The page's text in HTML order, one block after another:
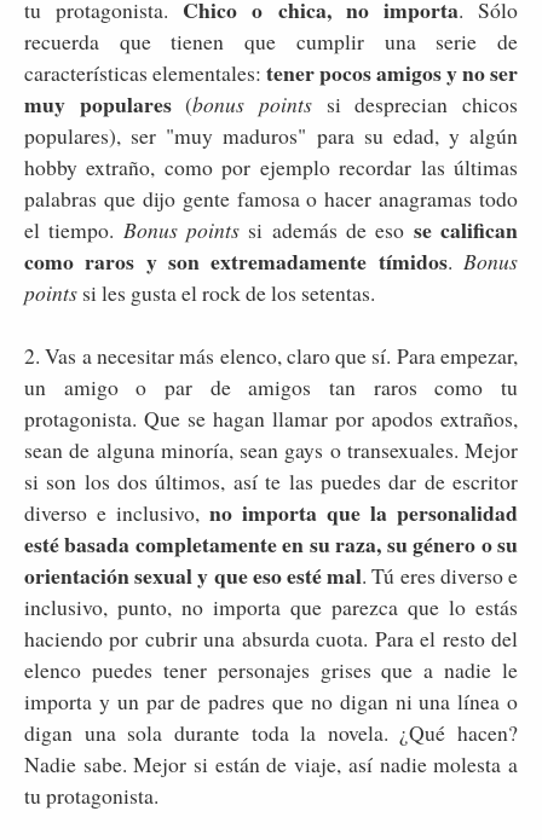
tu protagonista. Chico o chica, no importa. Sólo
recuerda que tienen que cumplir una serie de
características elementales: tener pocos amigos y no ser
muy populares(bonus points si desprecian chicos
populares), ser "muy maduros" para su edad, y algún
hobby extraño, como por ejemplo recordar las últimas
palabras que dijo gente famosa o hacer anagramas todo
el tiempo. Bonus points si además de eso se califican
como raros y son extremadamente tímidos. Bonus
points si les gusta el rock de los setentas.
2. Vas a necesitar más elenco, claro que sí. Para empezar,
un amigo o par de amigos tan raros como tu
protagonista. Que se hagan llamar por apodos extraños,
sean de alguna minoría, sean gays o transexuales. Mejor
si son los dos últimos, así te las puedes dar de escritor
diverso e inclusivo, no importa que la personalidad
esté basada completamente en su raza, su género o su
orientación sexual y que eso esté mal. Tú eres diverso e
inclusivo, punto, no importa que parezca que lo estás
haciendo por cubrir una absurda cuota. Para el resto del
elenco puedes tener personajes grises que a nadie le
importa y un par de padres que no digan ni una línea o
digan una sola durante toda la novela. ¿Qué hacen?
Nadie sabe. Mejor si están de viaje, así nadie molesta a
tu protagonista.